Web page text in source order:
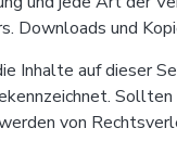
Downloads und
Inhalte auf dieser
von